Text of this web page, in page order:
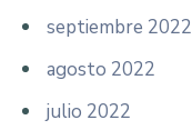
septiembre 2022
agosto 2022
julio 2022